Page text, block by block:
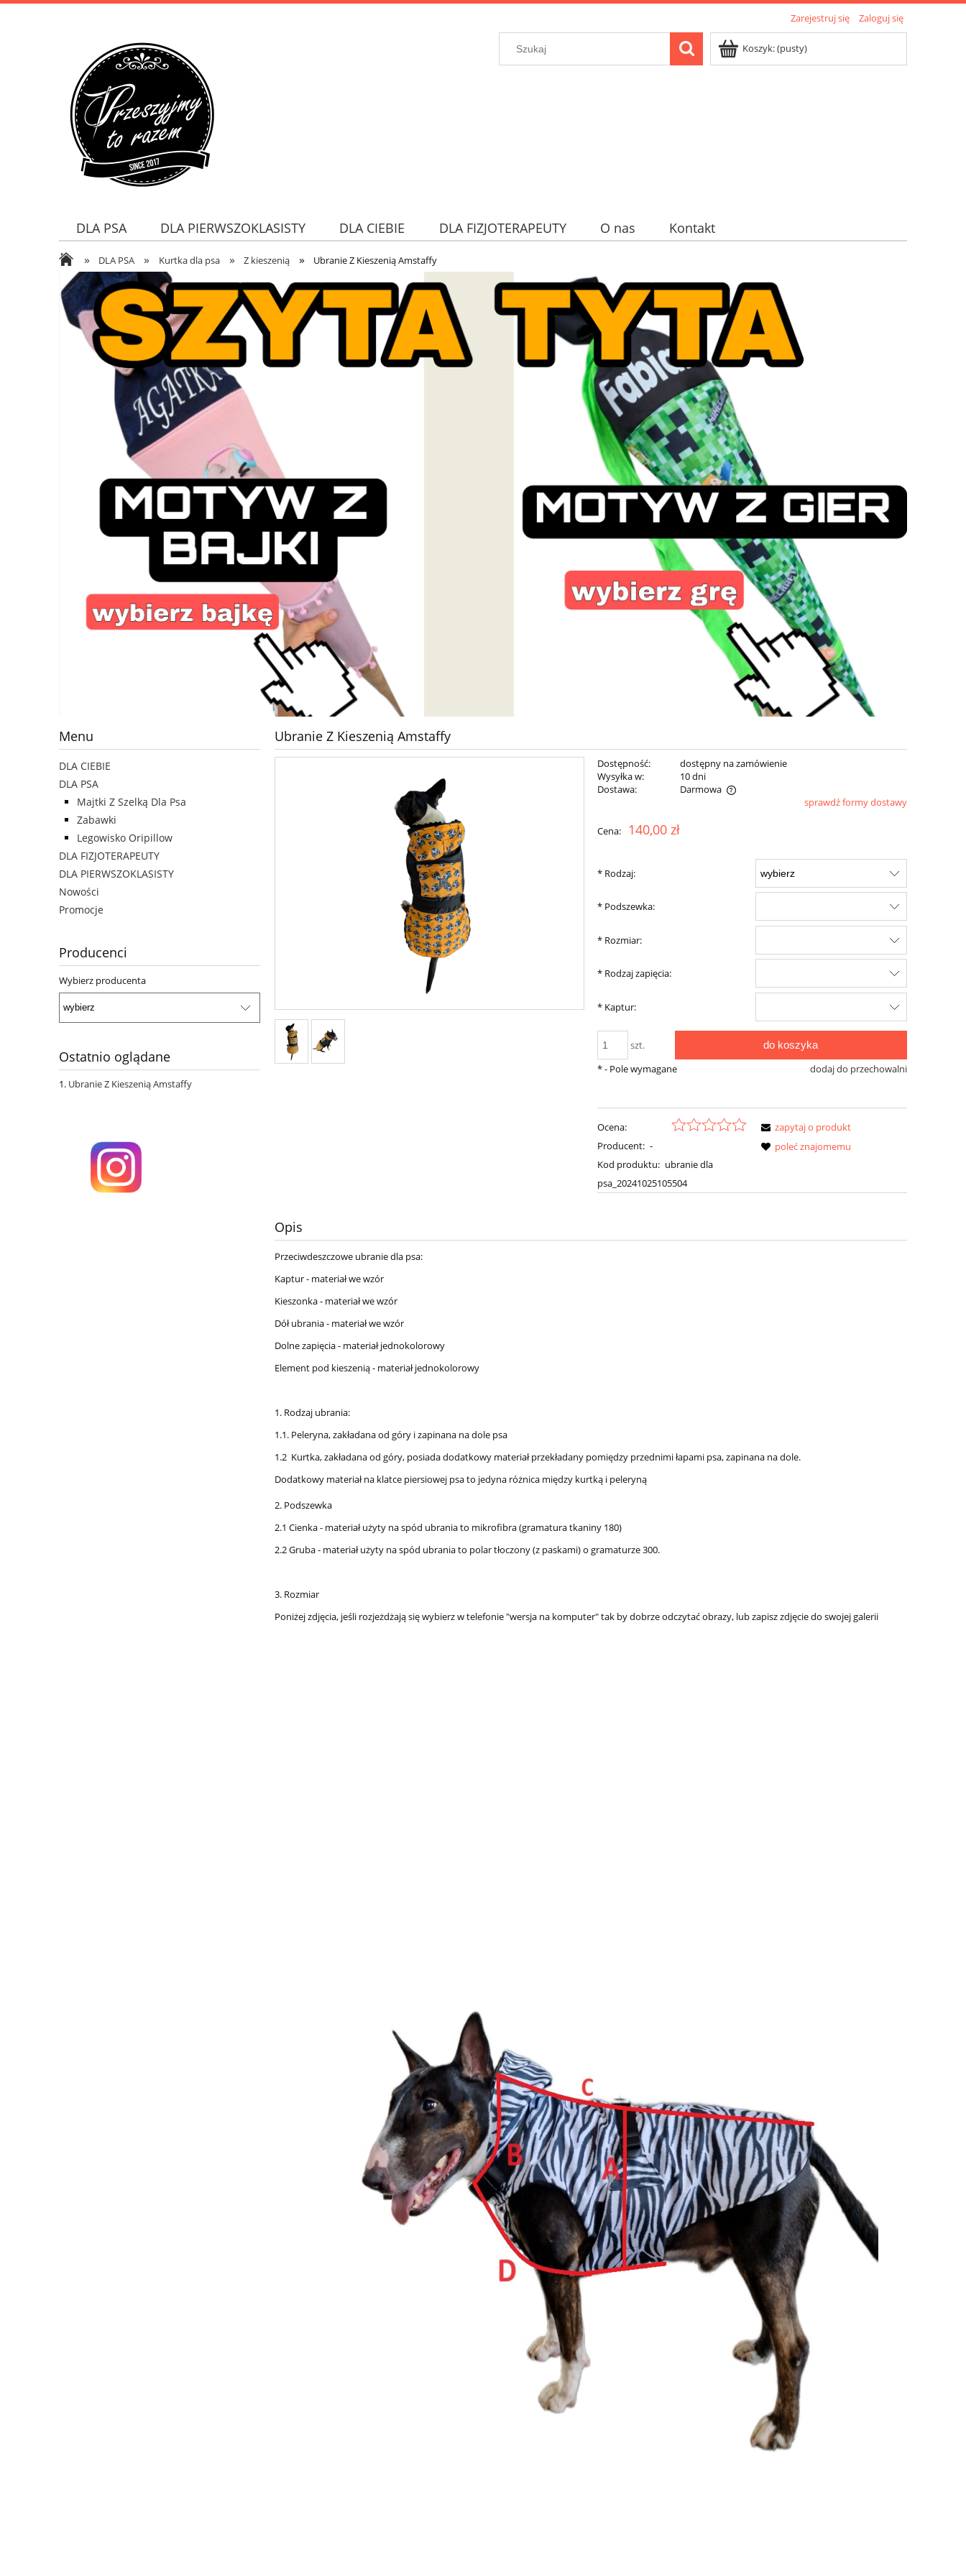
Zarejestruj się Zaloguj się
Koszyk:(pusty)
DLA PSA DLA PIERWSZOKLASISTY DLA CIEBIE DLA FIZJOTERAPEUTY O nas Kontakt
» DLA PSA » Kurtka dla psa » Z kieszenią » Ubranie Z Kieszenią Amstaffy
Menu
DLA CIEBIE
DLA PSA
Majtki Z Szelką Dla Psa
Zabawki
Legowisko Oripillow
DLA FIZJOTERAPEUTY
DLA PIERWSZOKLASISTY
Nowości
Promocje
Producenci
Wybierz producenta
Ostatnio oglądane
Ubranie Z Kieszenią Amstaffy
Ubranie Z Kieszenią Amstaffy
Dostępność:
dostępny na zamówienie
Wysyłka w:
10 dni
Dostawa:
Darmowa
sprawdź formy dostawy
Cena: 140,00 zł
* Rodzaj:
* Podszewka:
* Rozmiar:
* Rodzaj zapięcia:
* Kaptur:
szt. do koszyka
dodaj do przechowalni
*- Pole wymagane
Ocena:
Producent: -
Kod produktu: ubranie dla
psa_20241025105504
zapytaj o produkt
poleć znajomemu
Opis
Przeciwdeszczowe ubranie dla psa:
Kaptur - materiał we wzór
Kieszonka - materiał we wzór
Dół ubrania - materiał we wzór
Dolne zapięcia - materiał jednokolorowy
Element pod kieszenią - materiał jednokolorowy
1. Rodzaj ubrania:
1.1. Peleryna, zakładana od góry i zapinana na dole psa
1.2 Kurtka, zakładana od góry, posiada dodatkowy materiał przekładany pomiędzy przednimi łapami psa, zapinana na dole.
Dodatkowy materiał na klatce piersiowej psa to jedyna różnica między kurtką i peleryną
2. Podszewka
2.1 Cienka - materiał użyty na spód ubrania to mikrofibra (gramatura tkaniny 180)
2.2 Gruba - materiał użyty na spód ubrania to polar tłoczony (z paskami) o gramaturze 300.
3. Rozmiar
Poniżej zdjęcia, jeśli rozjeżdżają się wybierz w telefonie "wersja na komputer" tak by dobrze odczytać obrazy, lub zapisz zdjęcie do swojej galerii